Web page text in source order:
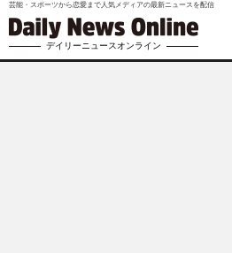
芸能・スポーツから恋愛まで人気メディアの最新ニュースを配信
デイリーニュースオンライン